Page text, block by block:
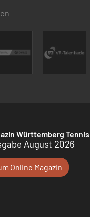
Württemberg Tennis
August 2026
Online Magazin